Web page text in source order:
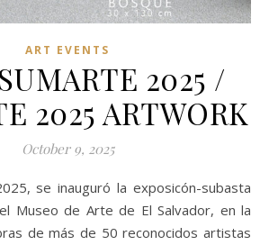
ART EVENTS
2025 /
2025 ARTWORK
October 9, 2025
Museo de Arte de El Salvador, en la
de más de 50 reconocidos artistas